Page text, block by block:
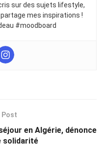
sur des sujets lifestyle,
mes inspirations !
#moodboard
Post
en Algérie, dénonce
solidarité